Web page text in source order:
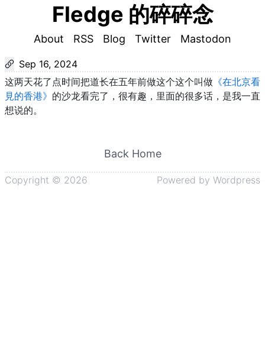
Fledge 的碎碎念
About RSS Blog Twitter Mastodon
Sep 16, 2024
这两天花了点时间把道长在五年前做这个这个叫做 《在北京看
見的香港》 的沙龙看完了，很有趣，里面的很多话，是我一直
想说的。
Back Home
Copyright © 2026 Powered by Wordpress